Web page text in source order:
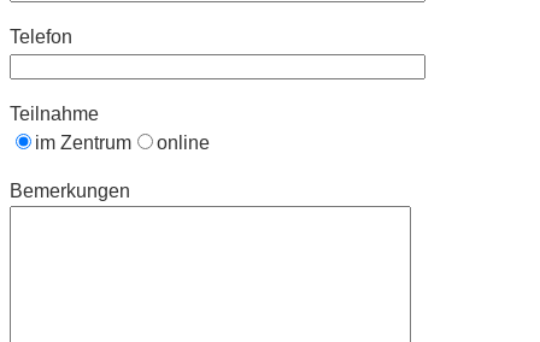
Telefon
Teilnahme
im Zentrum
online
Bemerkungen